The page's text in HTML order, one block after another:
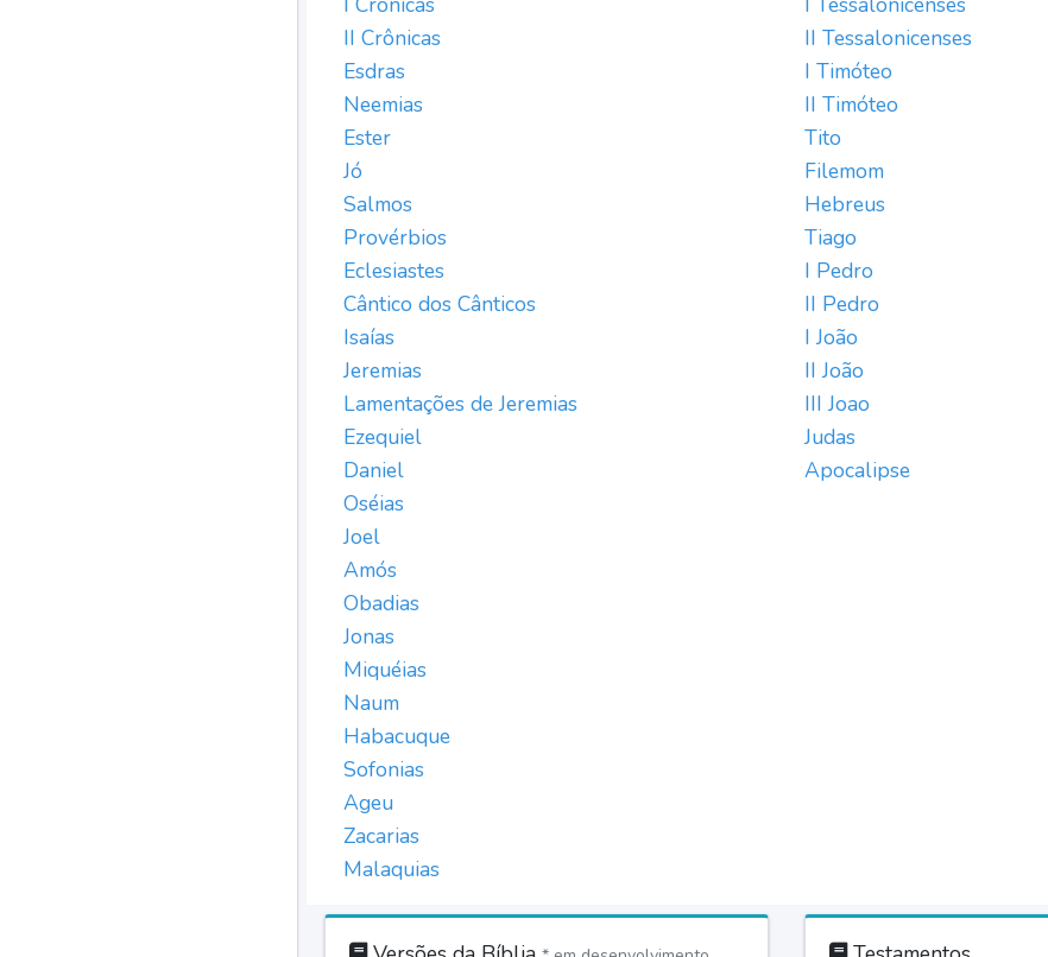
II Crônicas
Esdras
Neemias
Ester
Jó
Salmos
Provérbios
Eclesiastes
Cântico dos Cânticos
Isaías
Jeremias
Lamentações de Jeremias
Ezequiel
Daniel
Oséias
Joel
Amós
Obadias
Jonas
Miquéias
Naum
Habacuque
Sofonias
Ageu
Zacarias
Malaquias
II Tessalonicenses
I Timóteo
II Timóteo
Tito
Filemom
Hebreus
Tiago
I Pedro
II Pedro
I João
II João
III Joao
Judas
Apocalipse